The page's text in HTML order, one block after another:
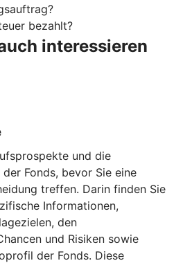
bezahlt?
interessieren
und die
Fonds, bevor Sie eine
treffen. Darin finden Sie
Informationen,
den
und Risiken sowie
der Fonds. Diese